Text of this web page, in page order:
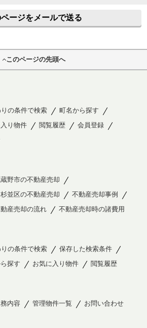
ページをメールで送る
このページの先頭へ
りの条件で検索
町名から探す
り物件 閲覧履歴
会員登録
野市の不動産売却
杉並区の不動産売却
不動産売却事例
産売却の流れ 不動産売却時の諸費用
りの条件で検索
保存した検索条件
探す お気に入り物件 閲覧履歴
内容 管理物件一覧 お問い合わせ